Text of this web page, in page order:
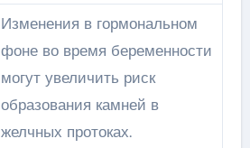
Изменения в гормональном
фоне во время беременности
могут увеличить риск
образования камней в
желчных протоках.